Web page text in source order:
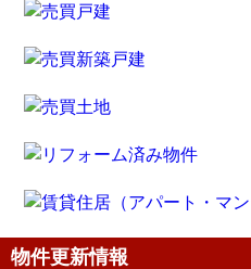
物件更新情報